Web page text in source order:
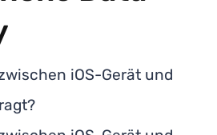
iOS-Gerät und